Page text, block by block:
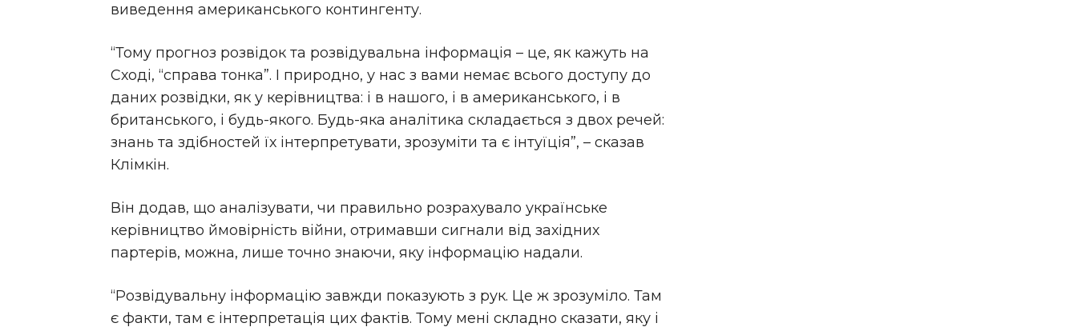
виведення американського контингенту.
“Тому прогноз розвідок та розвідувальна інформація – це, як кажуть на
Сході, “справа тонка”. І природно, у нас з вами немає всього доступу до
даних розвідки, як у керівництва: і в нашого, і в американського, і в
британського, і будь-якого. Будь-яка аналітика складається з двох речей:
знань та здібностей їх інтерпретувати, зрозуміти та є інтуїція”, – сказав
Клімкін.
Він додав, що аналізувати, чи правильно розрахувало українське
керівництво ймовірність війни, отримавши сигнали від західних
партерів, можна, лише точно знаючи, яку інформацію надали.
“Розвідувальну інформацію завжди показують з рук. Це ж зрозуміло. Там
є факти, там є інтерпретація цих фактів. Тому мені складно сказати, яку і